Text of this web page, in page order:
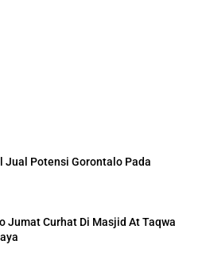
Jual Potensi Gorontalo Pada
Jumat Curhat Di Masjid At Taqwa